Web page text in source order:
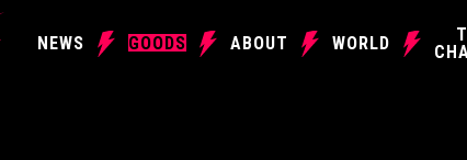
NEWS GOODS ABOUT WORLD